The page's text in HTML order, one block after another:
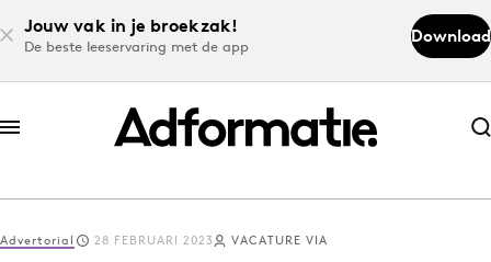
Jouw vak in je broekzak!
De beste leeservaring met de app
Download
Abonneer nu
Abonneer nu
Log in
Advertorial 28 FEBRUARI 2023 VACATURE VIA